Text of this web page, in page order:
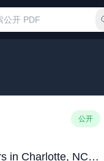
公开
Highly Rated Lawyers in Charlotte, NC You Can Trust